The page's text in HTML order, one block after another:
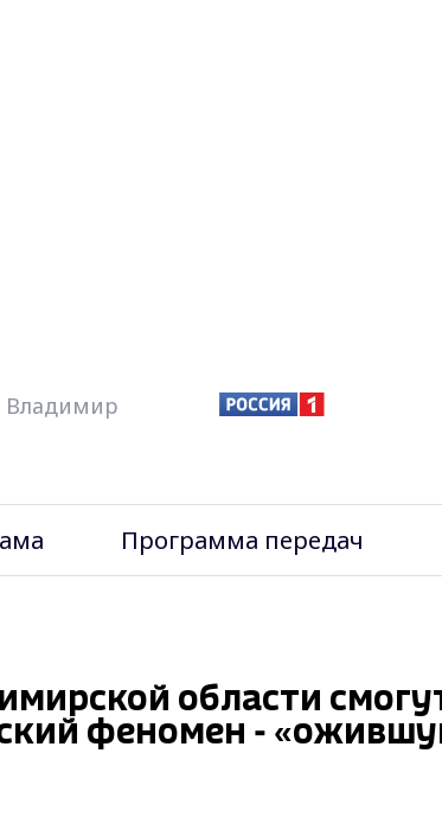
Владимир
Программа передач
области
феномен -